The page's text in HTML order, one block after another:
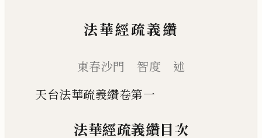
法華經疏義纘
東春沙門 智度 述
天台法華疏義纘卷第一
法華經疏義纘目次